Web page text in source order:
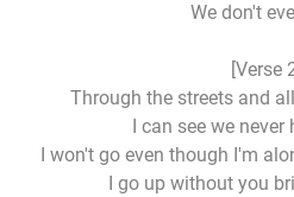
We don't
[Verse
Through the streets and
I can see we
I won't go even though I'm
I go up without you